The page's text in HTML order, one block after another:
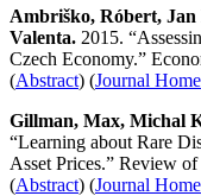
Ambriško, Róbert, Jan
Valenta. 2015.
Czech Economy.”
(Abstract) (Journal
Gillman, Max, Michal
“Learning about Rare
Asset Prices.” Review
(Abstract) (Journal